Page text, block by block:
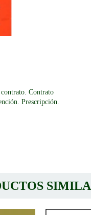
Contrato
Prescripción.